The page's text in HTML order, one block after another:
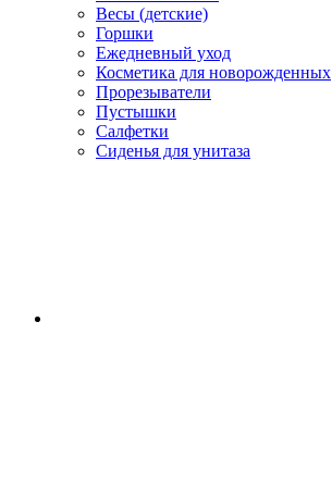
Весы (детские)
Горшки
Ежедневный уход
Косметика для новорожденных
Прорезыватели
Пустышки
Салфетки
Сиденья для унитаза